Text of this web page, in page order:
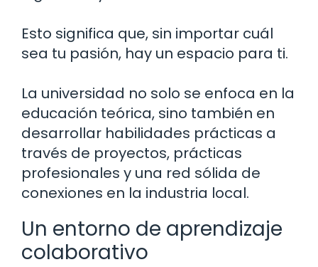
Esto significa que, sin importar cuál
sea tu pasión, hay un espacio para ti.
La universidad no solo se enfoca en la
educación teórica, sino también en
desarrollar habilidades prácticas a
través de proyectos, prácticas
profesionales y una red sólida de
conexiones en la industria local.
Un entorno de aprendizaje
colaborativo